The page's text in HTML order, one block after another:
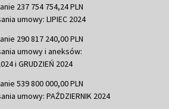
237 754 754,24 PLN
umowy: LIPIEC 2024
290 817 240,00 PLN
umowy i aneksów:
i GRUDZIEŃ 2024
539 800 000,00 PLN
umowy: PAŹDZIERNIK 2024